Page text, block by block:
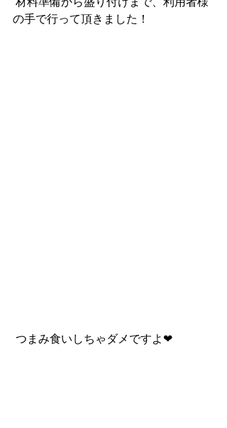
の手で行って頂きました！
つまみ食いしちゃダメですよ❤